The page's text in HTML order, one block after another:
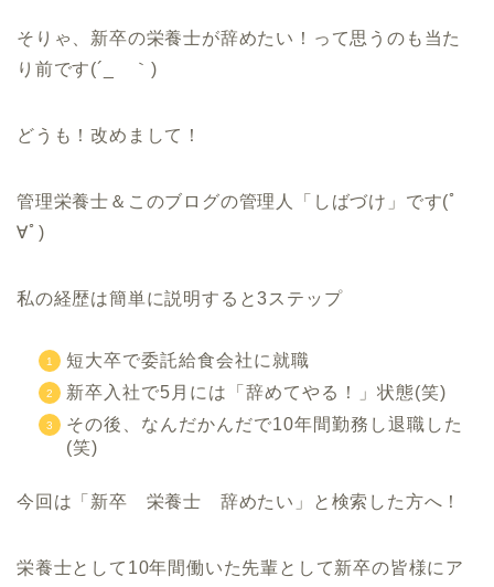
そりゃ、新卒の栄養士が辞めたい！って思うのも当た
り前です(´_ゝ｀)
どうも！改めまして！
管理栄養士＆このブログの管理人「しばづけ」です(ﾟ
∀ﾟ)
私の経歴は簡単に説明すると3ステップ
短大卒で委託給食会社に就職
新卒入社で5月には「辞めてやる！」状態(笑)
その後、なんだかんだで10年間勤務し退職した
(笑)
今回は「新卒 栄養士 辞めたい」と検索した方へ！
栄養士として10年間働いた先輩として新卒の皆様にア